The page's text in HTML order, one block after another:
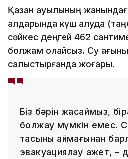
Қазан ауылының
алдарында күш алуда
сәйкес деңгей 462
болжам қолайсыз. Су
салыстырғанда жоғары.
Біз бәрін жасаймыз,
болжау мүмкін емес.
тасқыны аймағынан
эвакуациялау қажет, –